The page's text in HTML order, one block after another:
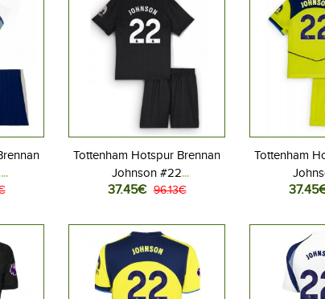
Tottenham Hotspur Brennan
Johnson #22
Jalkapallovaatteet Lasten
Lyhythihainen (+ Lyhyet
housut)
37.45€ 96.13€
Tottenham